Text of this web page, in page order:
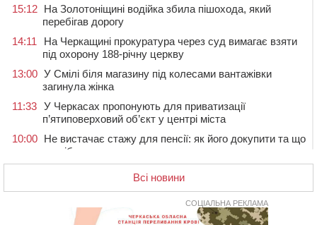
15:12 На Золотоніщині водійка збила пішохода, який
перебігав дорогу
14:11
На Черкащині прокуратура через суд вимагає взяти
під охорону 188-річну церкву
13:00 У Смілі біля магазину під колесами вантажівки
загинула жінка
11:33 У Черкасах пропонують для приватизації
п’ятиповерховий об’єкт у центрі міста
10:00 Не вистачає стажу для пенсії: як його докупити та що
потрібно знати
У Черкасах виявили низку недоліків у гуртожитку, де
Всі новини
СОЦІАЛЬНА РЕКЛАМА